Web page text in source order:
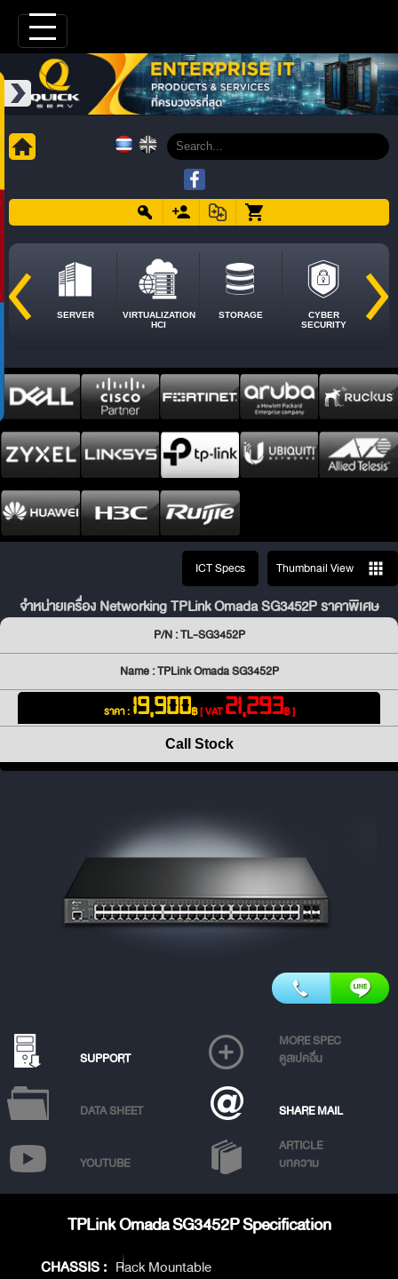
SERVER
VIRTUALIZATION
HCI
STORAGE
CYBER
SECURITY
ICT Specs Thumbnail View
จำหน่ายเครื่อง Networking TPLink Omada SG3452P ราคาพิเศษ
P/N : TL-SG3452P
Name : TPLink Omada SG3452P
ราคา : 19,900฿[ VAT21,293฿ ]
Call Stock
SUPPORT
MORE SPEC
ดูสเปคอื่น
DATA SHEET SHARE MAIL
YOUTUBE
ARTICLE
บทความ
TPLink Omada SG3452P Specification
CHASSIS : Rack Mountable